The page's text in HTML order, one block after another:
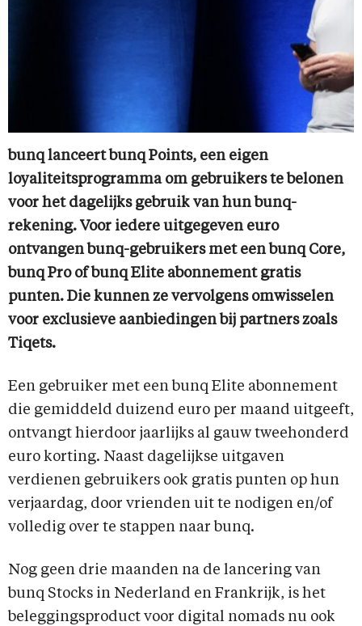
bunq lanceert bunq Points, een eigen
loyaliteitsprogramma om gebruikers te belonen
voor het dagelijks gebruik van hun bunq-
rekening. Voor iedere uitgegeven euro
ontvangen bunq-gebruikers met een bunq Core,
bunq Pro of bunq Elite abonnement gratis
punten. Die kunnen ze vervolgens omwisselen
voor exclusieve aanbiedingen bij partners zoals
Tiqets.
Een gebruiker met een bunq Elite abonnement
die gemiddeld duizend euro per maand uitgeeft,
ontvangt hierdoor jaarlijks al gauw tweehonderd
euro korting. Naast dagelijkse uitgaven
verdienen gebruikers ook gratis punten op hun
verjaardag, door vrienden uit te nodigen en/of
volledig over te stappen naar bunq.
Nog geen drie maanden na de lancering van
bunq Stocks in Nederland en Frankrijk, is het
beleggingsproduct voor digital nomads nu ook